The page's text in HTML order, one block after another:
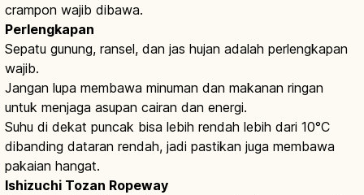
crampon wajib dibawa.
Perlengkapan
Sepatu gunung, ransel, dan jas hujan adalah perlengkapan
wajib.
Jangan lupa membawa minuman dan makanan ringan
untuk menjaga asupan cairan dan energi.
Suhu di dekat puncak bisa lebih rendah lebih dari 10°C
dibanding dataran rendah, jadi pastikan juga membawa
pakaian hangat.
Ishizuchi Tozan Ropeway